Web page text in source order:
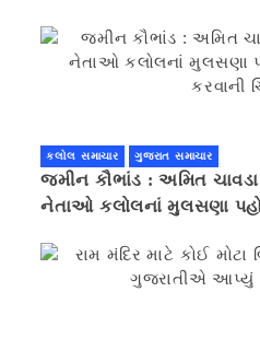
કલોલ સમાચાર ગુજરાત સમાચાર
જમીન કૌભાંડ : અમિત
નેતાઓ કલોલનાં મુલસણા